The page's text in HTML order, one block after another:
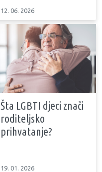
12. 06. 2026
Šta LGBTI djeci znači
roditeljsko
prihvatanje?
19. 01. 2026